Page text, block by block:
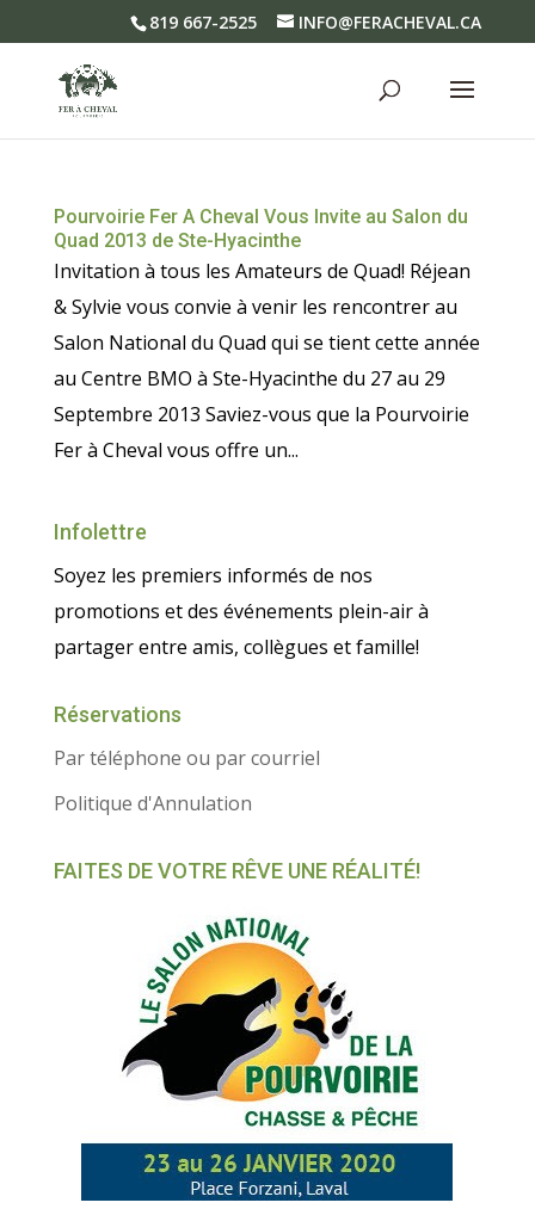
819 667-2525 INFO@FERACHEVAL.CA
Pourvoirie Fer A Cheval Vous Invite au Salon du
Quad 2013 de Ste-Hyacinthe
Invitation à tous les Amateurs de Quad! Réjean
& Sylvie vous convie à venir les rencontrer au
Salon National du Quad qui se tient cette année
au Centre BMO à Ste-Hyacinthe du 27 au 29
Septembre 2013 Saviez-vous que la Pourvoirie
Fer à Cheval vous offre un...
Infolettre
Soyez les premiers informés de nos
promotions et des événements plein-air à
partager entre amis, collègues et famille!
Réservations
Par téléphone ou par courriel
Politique d'Annulation
FAITES DE VOTRE RÊVE UNE RÉALITÉ!